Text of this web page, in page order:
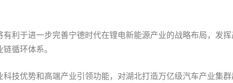
利于进一步完善宁德时代在锂电新能源产业的战略布局，发
循环体系。
技优势和高端产业引领功能，对湖北打造万亿级汽车产业集